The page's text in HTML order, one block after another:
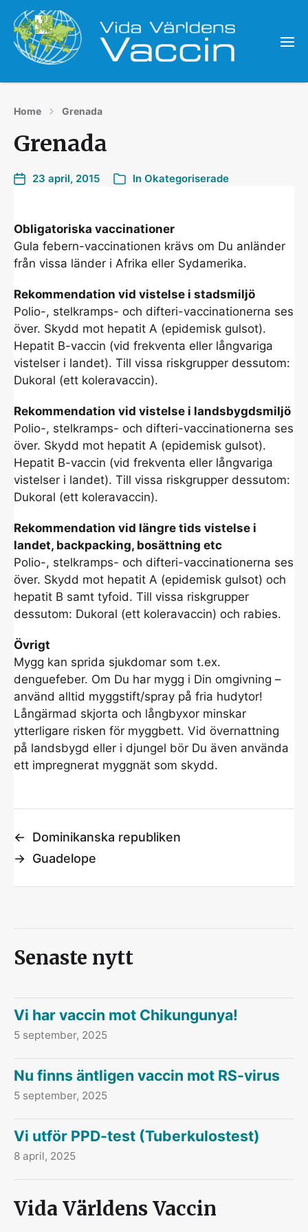
Home Grenada
Grenada
23 april, 2015 In Okategoriserade
Obligatoriska vaccinationer
Gula febern-vaccinationen krävs om Du anländer
från vissa länder i Afrika eller Sydamerika.
Rekommendation vid vistelse i stadsmiljö
Polio-, stelkramps- och difteri-vaccinationerna ses
över. Skydd mot hepatit A (epidemisk gulsot).
Hepatit B-vaccin (vid frekventa eller långvariga
vistelser i landet). Till vissa riskgrupper dessutom:
Dukoral (ett koleravaccin).
Rekommendation vid vistelse i landsbygdsmiljö
Polio-, stelkramps- och difteri-vaccinationerna ses
över. Skydd mot hepatit A (epidemisk gulsot).
Hepatit B-vaccin (vid frekventa eller långvariga
vistelser i landet). Till vissa riskgrupper dessutom:
Dukoral (ett koleravaccin).
Rekommendation vid längre tids vistelse i
landet, backpacking, bosättning etc
Polio-, stelkramps- och difteri-vaccinationerna ses
över. Skydd mot hepatit A (epidemisk gulsot) och
hepatit B samt tyfoid. Till vissa riskgrupper
dessutom: Dukoral (ett koleravaccin) och rabies.
Övrigt
Mygg kan sprida sjukdomar som t.ex.
denguefeber. Om Du har mygg i Din omgivning –
använd alltid myggstift/spray på fria hudytor!
Långärmad skjorta och långbyxor minskar
ytterligare risken för myggbett. Vid övernattning
på landsbygd eller i djungel bör Du även använda
ett impregnerat myggnät som skydd.
←
Dominikanska republiken
→ Guadelope
Senaste nytt
Vi har vaccin mot Chikungunya!
5 september, 2025
Nu finns äntligen vaccin mot RS-virus
5 september, 2025
Vi utför PPD-test (Tuberkulostest)
8 april, 2025
Vida Världens Vaccin